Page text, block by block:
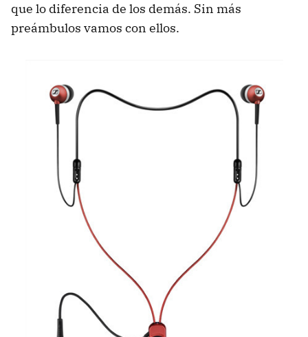
que lo diferencia de los demás. Sin más
preámbulos vamos con ellos.